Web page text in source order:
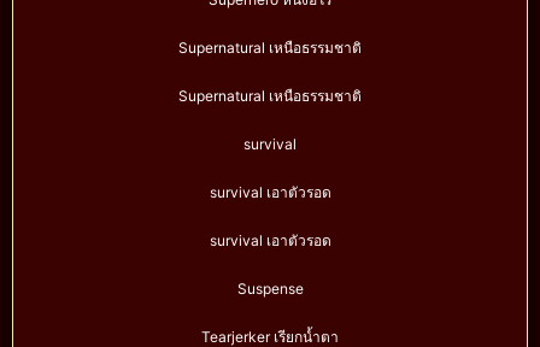
Supernatural เหนือธรรมชาติ
Supernatural เหนือธรรมชาติ
survival
survival เอาตัวรอด
survival เอาตัวรอด
Suspense
Tearjerker เรียกน้ำตา